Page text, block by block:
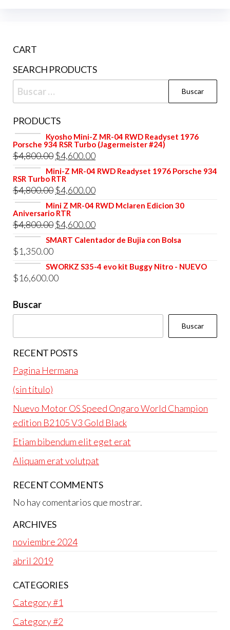
CART
SEARCH PRODUCTS
Buscar:
PRODUCTS
Kyosho Mini-Z MR-04 RWD Readyset 1976
Porsche 934 RSR Turbo (Jagermeister #24)
$4,800.00 El
precio
original
era:
$4,800.00.
$4,600.00El
precio
es:
$4,600.00.
Mini-Z MR-04 RWD Readyset 1976 Porsche 934
RSR Turbo RTR
$4,800.00 El
precio
original
era:
$4,800.00.
$4,600.00El
precio
es:
$4,600.00.
Mini Z MR-04 RWD Mclaren Edicion 30
Aniversario RTR
$4,800.00 El
precio
era:
$4,800.00.
$4,600.00El
precio
es:
SMART Calentador de Bujia con Bolsa
$1,350.00
SWORKZ S35-4 evo kit Buggy Nitro - NUEVO
$16,600.00
Buscar
Buscar
RECENT POSTS
Pagina Hermana
(sin título)
Nuevo Motor OS Speed Ongaro World Champion
edition B2105 V3 Gold Black
Etiam bibendum elit eget erat
Aliquam erat volutpat
RECENT COMMENTS
No hay comentarios que mostrar.
ARCHIVES
noviembre 2024
abril 2019
CATEGORIES
Category #1
Category #2